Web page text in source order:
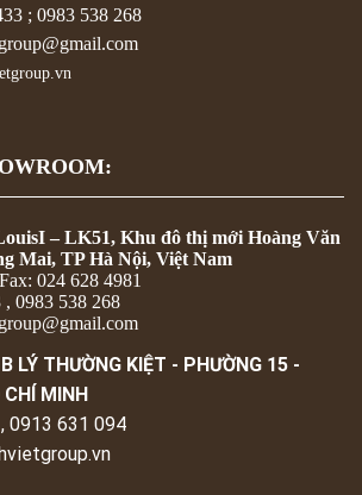
; 0983 538 268
– LK51, Khu đô thị mới Hoàng Văn
Mai, TP Hà Nội, Việt Nam
024 628 4981
0983 538 268
LÝ THƯỜNG KIỆT - PHƯỜNG 15 -
MINH
0913 631 094